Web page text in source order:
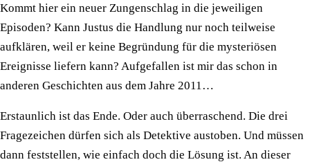
Kommt hier ein neuer Zungenschlag in die jeweiligen
Episoden? Kann Justus die Handlung nur noch teilweise
aufklären, weil er keine Begründung für die mysteriösen
Ereignisse liefern kann? Aufgefallen ist mir das schon in
anderen Geschichten aus dem Jahre 2011…
Erstaunlich ist das Ende. Oder auch überraschend. Die drei
Fragezeichen dürfen sich als Detektive austoben. Und müssen
dann feststellen, wie einfach doch die Lösung ist. An dieser